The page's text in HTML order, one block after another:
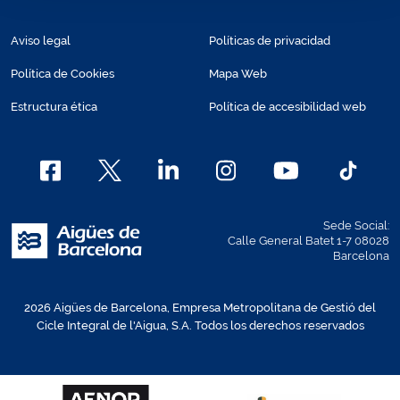
Aviso legal
Política de Cookies
Estructura ética
Políticas de privacidad
Mapa Web
Política de accesibilidad web
Sede Social:
Calle General Batet 1-7 08028
Barcelona
2026 Aigües de Barcelona, Empresa Metropolitana de Gestió del
Cicle Integral de l'Aigua, S.A. Todos los derechos reservados